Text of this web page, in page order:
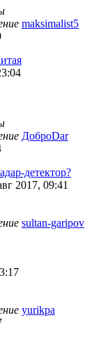
maksimalist5
ДоброDar
детектор?
2017, 09:41
sultan-garipov
yurikpa